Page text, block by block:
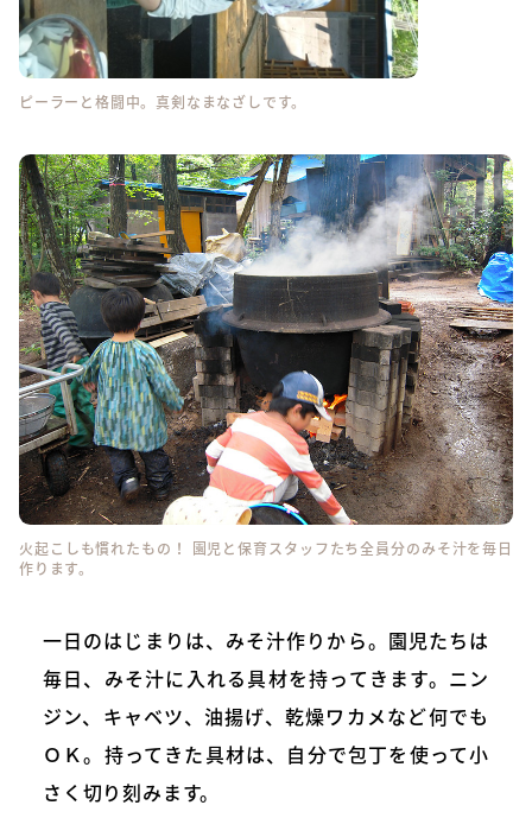
ピーラーと格闘中。真剣なまなざしです。
火起こしも慣れたもの！ 園児と保育スタッフたち全員分のみそ汁を毎日
作ります。
一日のはじまりは、みそ汁作りから。園児たちは
毎日、みそ汁に入れる具材を持ってきます。ニン
ジン、キャベツ、油揚げ、乾燥ワカメなど何でも
ＯＫ。持ってきた具材は、自分で包丁を使って小
さく切り刻みます。